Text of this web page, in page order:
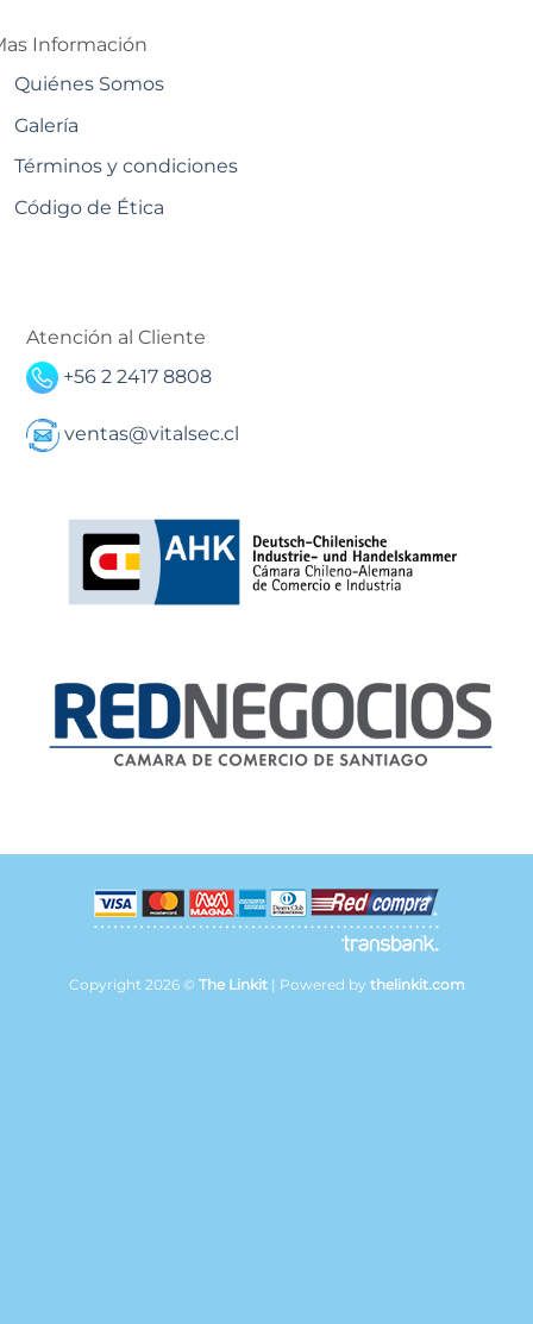
Información
Quiénes Somos
Galería
Términos y condiciones
Código de Ética
Atención al Cliente
+56 2 2417 8808
ventas@vitalsec.cl
Copyright 2026 © The Linkit| Powered by thelinkit.com